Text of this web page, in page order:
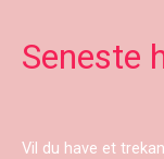
Seneste
Vil du have et